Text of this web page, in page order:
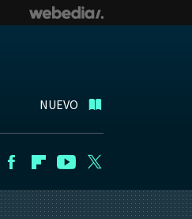
NUEVO
InstagramFacebookFlipboard
Youtube